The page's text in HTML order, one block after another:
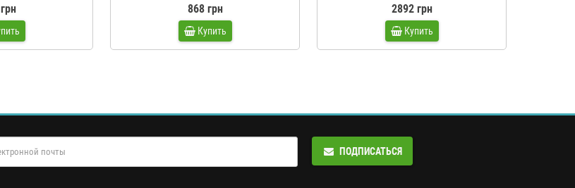
868 грн
Купить
2892 грн
Купить
ПОДПИСАТЬСЯ